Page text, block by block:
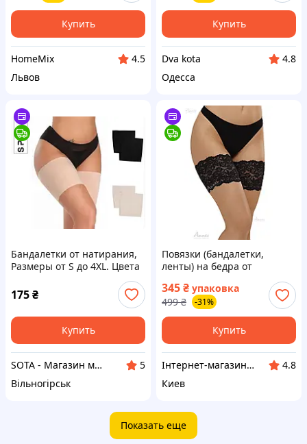
ног
Купить
HomeMix
4.5
Львов
Купить
Dva kota
4.8
Одесса
Бандалетки от натирания,
Размеры от S до 4XL. Цвета
175₴
Купить
SOTA - Магазин мобільних аксесуарів
5
Вільногірськ
Повязки (бандалетки,
ленты) на бедра от
стороны Annes
345₴ упаковка
499 ₴ -31%
Купить
Інтернет-магазин "Carmen"
4.8
Киев
Показать еще